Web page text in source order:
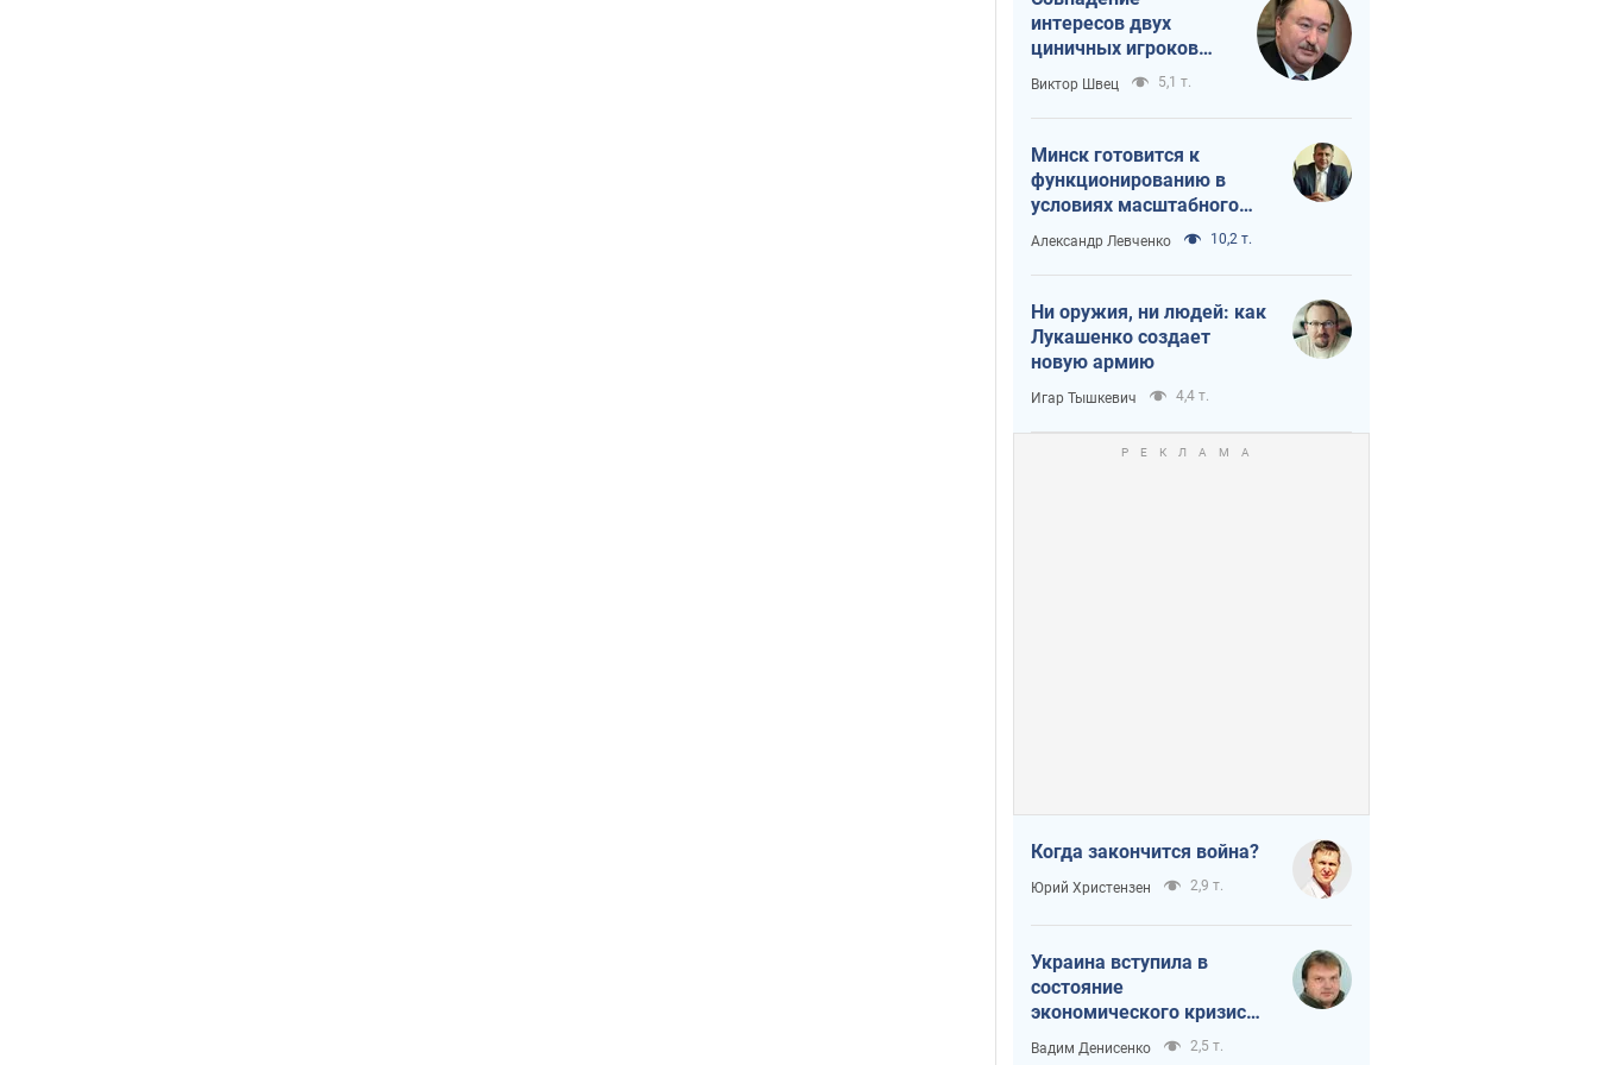
интересов двух
циничных игроков
или тайный план
Трампа и Путина?
Виктор Швец 5,1 т.
Минск готовится к
функционированию в
условиях масштабного
военного кризиса
Александр Левченко 10,2 т.
Ни оружия, ни людей: как
Лукашенко создает
новую армию
Игар Тышкевич 4,4 т.
Когда закончится война?
Юрий Христензен 2,9 т.
Украина вступила в
состояние
экономического кризиса.
Есть ли свет в конце
Вадим Денисенко 2,5 т.